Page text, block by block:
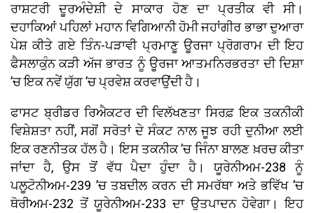
ਰਾਸ਼ਟਰੀ ਦੂਰਅੰਦੇਸ਼ੀ ਦੇ ਸਾਕਾਰ ਹੋਣ ਦਾ ਪ੍ਰਤੀਕ ਵੀ ਸੀ।
ਦਹਾਕਿਆਂ ਪਹਿਲਾਂ ਮਹਾਨ ਵਿਗਿਆਨੀ ਹੋਮੀ ਜਹਾਂਗੀਰ ਭਾਭਾ ਦੁਆਰਾ
ਪੇਸ਼ ਕੀਤੇ ਗਏ ਤਿੰਨ-ਪੜਾਵੀ ਪ੍ਰਮਾਣੂ ਊਰਜਾ ਪ੍ਰੋਗਰਾਮ ਦੀ ਇਹ
ਫੈਸਲਾਕੁੰਨ ਕੜੀ ਅੱਜ ਭਾਰਤ ਨੂੰ ਊਰਜਾ ਆਤਮਨਿਰਭਰਤਾ ਦੀ ਦਿਸ਼ਾ
’ਚ ਇਕ ਨਵੇਂ ਯੁੱਗ ’ਚ ਪ੍ਰਵੇਸ਼ ਕਰਵਾਉਂਦੀ ਹੈ।
ਫਾਸਟ ਬ੍ਰੀਡਰ ਰਿਐਕਟਰ ਦੀ ਵਿਲੱਖਣਤਾ ਸਿਰਫ਼ ਇਕ ਤਕਨੀਕੀ
ਵਿਸ਼ੇਸ਼ਤਾ ਨਹੀਂ, ਸਗੋਂ ਸਰੋਤਾਂ ਦੇ ਸੰਕਟ ਨਾਲ ਜੂਝ ਰਹੀ ਦੁਨੀਆ ਲਈ
ਇਕ ਰਣਨੀਤਕ ਹੱਲ ਹੈ। ਇਸ ਤਕਨੀਕ ’ਚ ਜਿੰਨਾ ਬਾਲਣ ਖ਼ਰਚ ਕੀਤਾ
ਜਾਂਦਾ ਹੈ, ਉਸ ਤੋਂ ਵੱਧ ਪੈਦਾ ਹੁੰਦਾ ਹੈ। ਯੂਰੇਨੀਅਮ-238 ਨੂੰ
ਪਲੂਟੋਨੀਅਮ-239 ’ਚ ਤਬਦੀਲ ਕਰਨ ਦੀ ਸਮਰੱਥਾ ਅਤੇ ਭਵਿੱਖ ’ਚ
ਥੋਰੀਅਮ-232 ਤੋਂ ਯੂਰੇਨੀਅਮ-233 ਦਾ ਉਤਪਾਦਨ ਹੋਵੇਗਾ। ਇਹ